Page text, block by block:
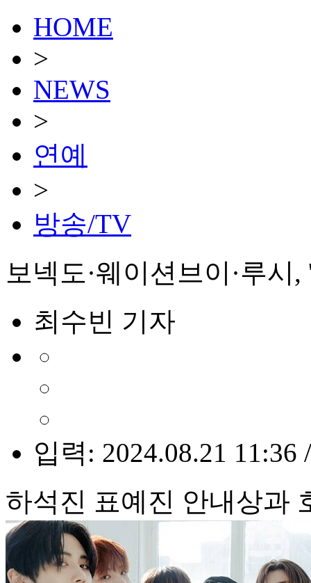
HOME
>
NEWS
>
연예
>
방송/TV
보넥도·웨이션브이·루시
최수빈 기자
입력: 2024.08.21 11:36
하석진 표예진 안내상과